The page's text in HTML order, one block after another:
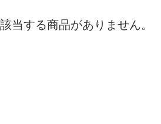
該当する商品がありません。